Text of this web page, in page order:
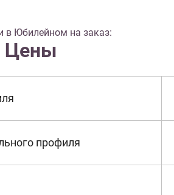
в Юбилейном на заказ:
Цены
профиля